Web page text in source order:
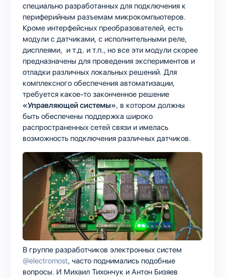
специально разработанных для подключения к
периферийным разъемам микрокомпьютеров.
Кроме интерфейсных преобразователей, есть
модули с датчиками, с исполнительными реле,
дисплеями, и т.д. и т.п., но все эти модули скорее
предназначены для проведения экспериментов и
отладки различных локальных решений. Для
комплексного обеспечения автоматизации,
требуется какое-то законченное решение
«Управляющей системы», в котором должны
быть обеспечены поддержка широко
распространенных сетей связи и имелась
возможность подключения различных датчиков.
В группе разработчиков электронных систем
@electromost, часто поднимались подобные
вопросы. И Михаил Тихончук и Антон Бизяев